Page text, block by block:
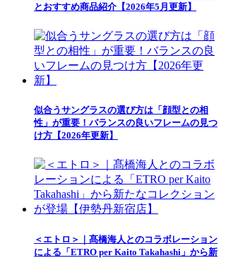
とおすすめ商品紹介【2026年5月更新】
似合うサングラスの選び方は「顔型との相
性」が重要！バランスの良いフレームの見つ
け方【2026年更新】
＜エトロ＞｜髙橋海人とのコラボレーション
による「ETRO per Kaito Takahashi」から新